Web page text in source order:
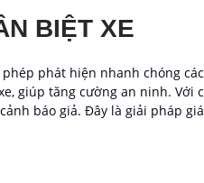
BIỆT XE
phát hiện nhanh chóng
giúp tăng cường an ninh. Với
báo giả. Đây là giải pháp